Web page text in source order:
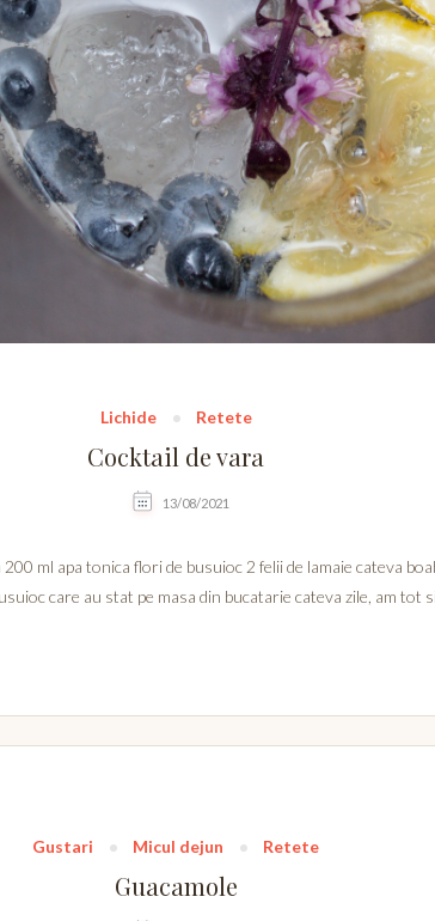
Lichide Retete
Cocktail de vara
13/08/2021
ml apa tonica flori de busuioc 2 felii de lamaie cateva
care au stat pe masa din bucatarie cateva zile, am tot
Gustari Micul dejun Retete
Guacamole